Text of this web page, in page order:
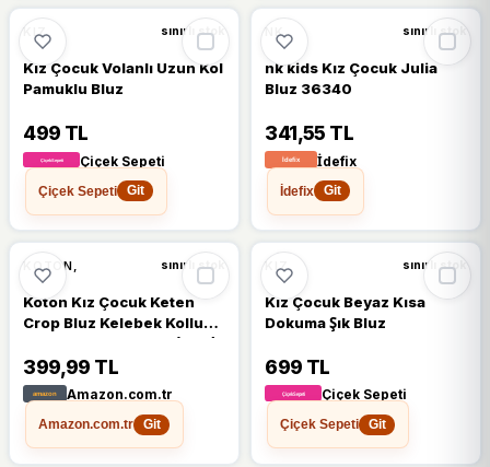
KIZ sınırlı stok
Kız Çocuk Volanlı Uzun Kol
Pamuklu Bluz
499 TL
Çiçek Sepeti
Çiçek Sepeti
Git
NK sınırlı stok
nk kids Kız Çocuk Julia
Bluz 36340
341,55 TL
İdefix
İdefix
Git
KOTON, sınırlı stok
Koton Kız Çocuk Keten
Crop Bluz Kelebek Kollu
Kare Yaka, Turuncu (208),
9/10 Yaş
399,99 TL
Amazon.com.tr
Amazon.com.tr
Git
KIZ sınırlı stok
Kız Çocuk Beyaz Kısa
Dokuma Şık Bluz
699 TL
Çiçek Sepeti
Çiçek Sepeti
Git